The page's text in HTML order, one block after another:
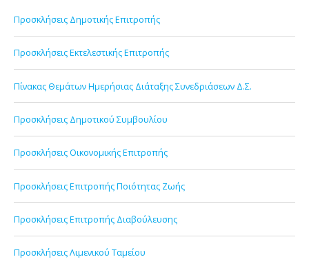
Προσκλήσεις Δημοτικής Επιτροπής
Προσκλήσεις Εκτελεστικής Επιτροπής
Πίνακας Θεμάτων Ημερήσιας Διάταξης Συνεδριάσεων Δ.Σ.
Προσκλήσεις Δημοτικού Συμβουλίου
Προσκλήσεις Οικονομικής Επιτροπής
Προσκλήσεις Επιτροπής Ποιότητας Ζωής
Προσκλήσεις Επιτροπής Διαβούλευσης
Προσκλήσεις Λιμενικού Ταμείου